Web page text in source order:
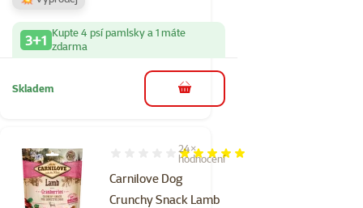
3+1 Kupte 4 psí pamlsky a 1 máte
zdarma
Skladem do košíku
Carnilove Dog
Crunchy Snack Lamb
Hodnocení 97%, počet hodnocení: 24
24×
hodnocení